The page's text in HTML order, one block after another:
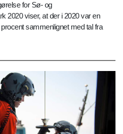
for Sø- og
2020 viser, at der i 2020 var en
sammenlignet med tal fra